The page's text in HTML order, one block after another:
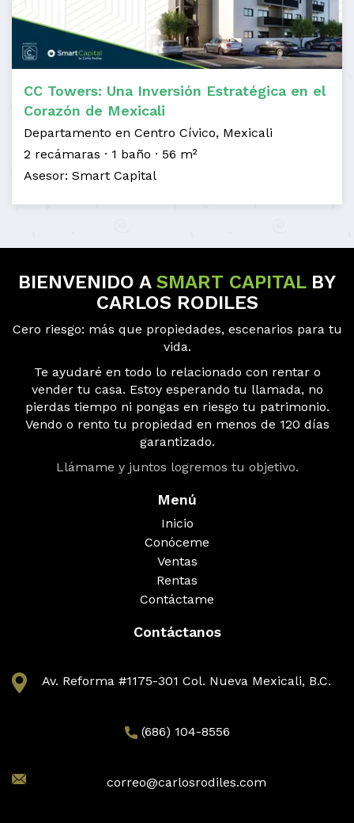
CC Towers: Una Inversión Estratégica en el
Corazón de Mexicali
Departamento en Centro Cívico, Mexicali
2 recámaras
1 baño
56 m²
Asesor: Smart Capital
BIENVENIDO A SMART CAPITALBY
CARLOS RODILES
Cero riesgo: más que propiedades, escenarios para tu
vida.
Te ayudaré en todo lo relacionado con rentar o
vender tu casa. Estoy esperando tu llamada, no
pierdas tiempo ni pongas en riesgo tu patrimonio.
Vendo o rento tu propiedad en menos de 120 días
garantizado.
Llámame y juntos logremos tu objetivo.
Menú
Inicio
Conóceme
Ventas
Rentas
Contáctame
Contáctanos
Av. Reforma #1175-301 Col. Nueva Mexicali, B.C.
(686) 104-8556
correo@carlosrodiles.com